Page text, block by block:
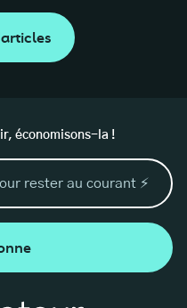
économisons-la !